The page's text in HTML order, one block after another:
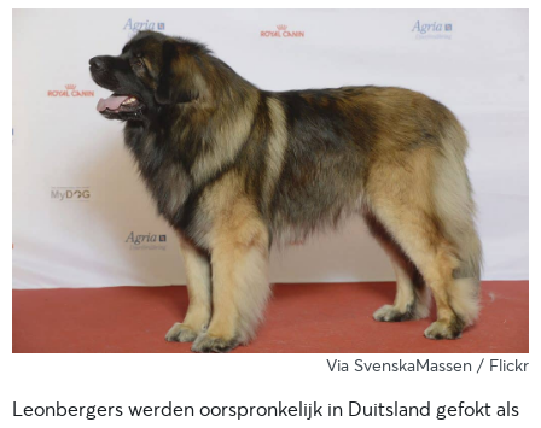
Via SvenskaMassen / Flickr
Leonbergers werden oorspronkelijk in Duitsland gefokt als